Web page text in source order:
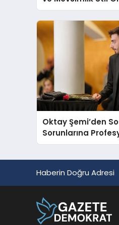
Oktay Şemi’den
Sorunlarına
Müdahale ve Hızlı
Haberin Doğru Adresi